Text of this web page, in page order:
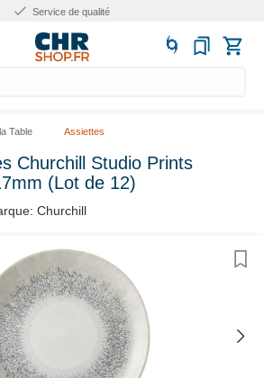
Service de qualité
Table Assiettes
Churchill Studio Prints
(Lot de 12)
Churchill